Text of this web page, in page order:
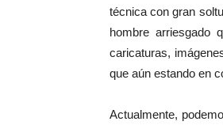
técnica con gran
hombre arriesgado
caricaturas,
que aún estando en
Actualmente,